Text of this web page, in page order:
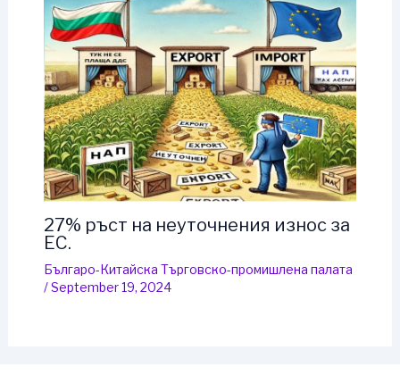
27% ръст на неуточнения износ за
ЕС.
Българо-Китайска Търговско-промишлена палaта
/September 19, 2024